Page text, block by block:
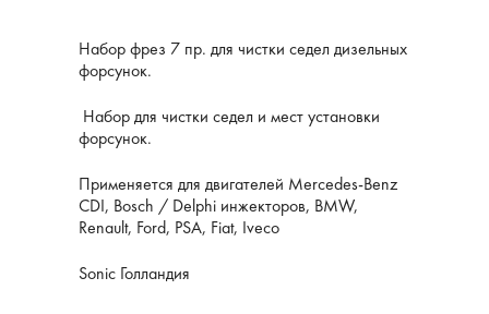
Набор фрез 7 пр. для чистки седел дизельных
форсунок.
Набор для чистки седел и мест установки
форсунок.
Применяется для двигателей Mercedes-Benz
CDI, Bosch / Delphi инжекторов, BMW,
Renault, Ford, PSA, Fiat, Iveco
Sonic Голландия